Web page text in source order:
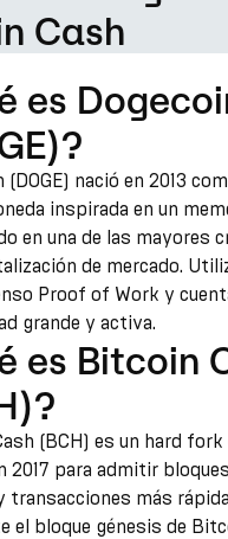
Cash
es
(DOGE) nació en 2013
inspirada en un
en una de las mayores
de mercado.
Proof of Work y
grande y activa.
es Bitcoin
(BCH) es un hard
2017 para admitir
transacciones más
el bloque génesis de